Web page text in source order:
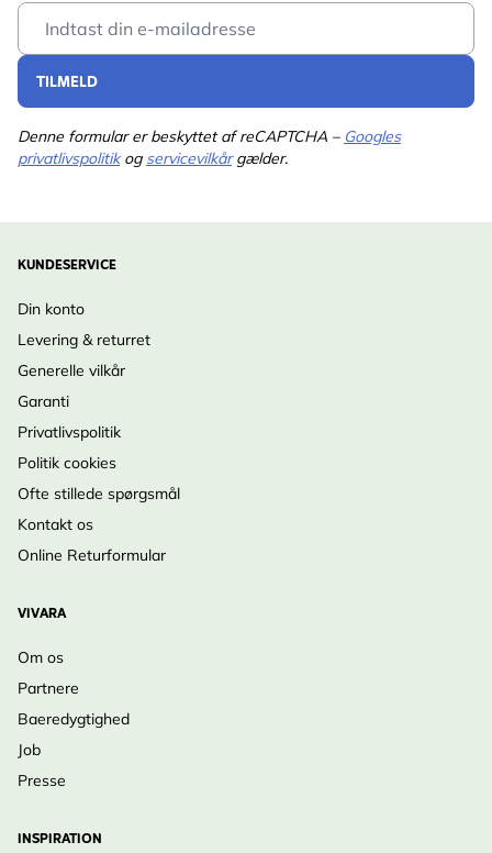
Pandestjert, Halemejse,
Gråspurv, Spætmejse,
Email Address
TILMELD
Denne formular er beskyttet af reCAPTCHA – Googles
privatlivspolitikog servicevilkårgælder.
KUNDESERVICE
Din konto
Levering & returret
Generelle vilkår
Garanti
Privatlivspolitik
Politik cookies
Ofte stillede spørgsmål
Kontakt os
Online Returformular
VIVARA
Om os
Partnere
Baeredygtighed
Job
Presse
INSPIRATION